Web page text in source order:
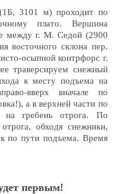
3101 м) проходит по
плато. Вершина
между г. М. Седой (2900
восточного склона пер.
осыпной контрфорс г.
траверсируем снежный
к месту подъема на
вверх вначале по
а в верхней части по
гребень отрога. По
обходя снежники,
по пути подъема. Время
первым!